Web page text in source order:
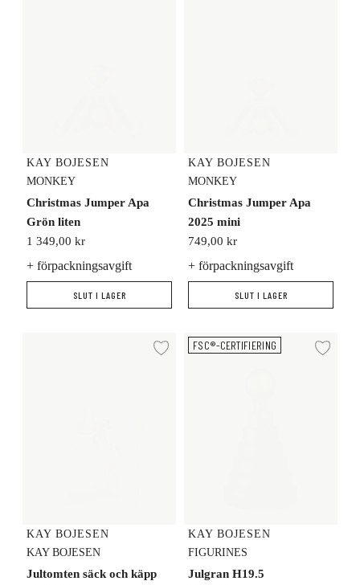
KAY BOJESEN
MONKEY
Christmas Jumper Apa
Grön liten
1 349,00 kr
+ förpackningsavgift
SLUT I LAGER
KAY BOJESEN
MONKEY
Christmas Jumper Apa
2025 mini
749,00 kr
+ förpackningsavgift
SLUT I LAGER
Jultomten säck och käpp (39430)
Lägg till i önskelista
KAY BOJESEN
KAY BOJESEN
Jultomten säck och käpp
Julgran H19.5
FSC®-CERTIFIERING
KAY BOJESEN
FIGURINES
Julgran H19.5